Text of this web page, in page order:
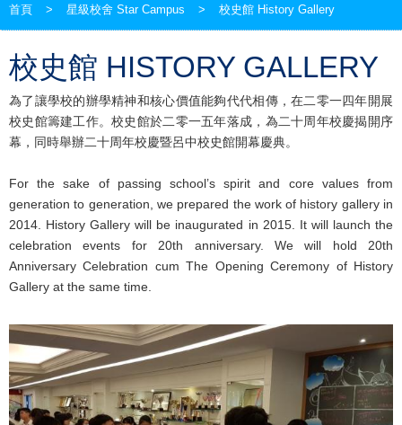
首頁 > 星級校舍 Star Campus > 校史館 History Gallery
校史館 HISTORY GALLERY
為了讓學校的辦學精神和核心價值能夠代代相傳，在二零一四年開展
校史館籌建工作。校史館於二零一五年落成，為二十周年校慶揭開序
幕，同時舉辦二十周年校慶暨呂中校史館開幕慶典。
For the sake of passing school’s spirit and core values from
generation to generation, we prepared the work of history gallery in
2014. History Gallery will be inaugurated in 2015. It will launch the
celebration events for 20th anniversary. We will hold 20th
Anniversary Celebration cum The Opening Ceremony of History
Gallery at the same time.